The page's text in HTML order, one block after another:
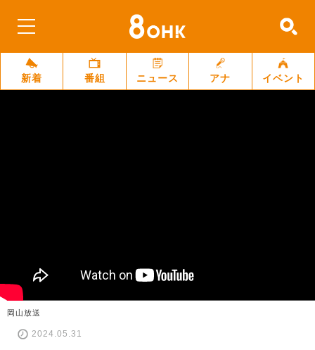
新着 番組 ニュース アナ イベント
岡山放送
2024.05.31